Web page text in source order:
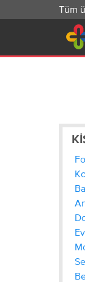
Tüm